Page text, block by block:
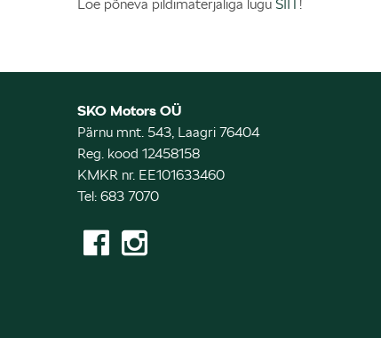
Loe põneva pildimaterjaliga lugu SIIT!
SKO Motors OÜ
Pärnu mnt. 543, Laagri 76404
Reg. kood 12458158
KMKR nr. EE101633460
Tel: 683 7070